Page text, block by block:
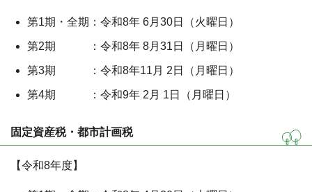
第1期・全期：令和8年 6月30日（火曜日）
第2期 ：令和8年 8月31日（月曜日）
第3期 ：令和8年11月 2日（月曜日）
第4期 ：令和9年 2月 1日（月曜日）
固定資産税・都市計画税
【令和8年度】